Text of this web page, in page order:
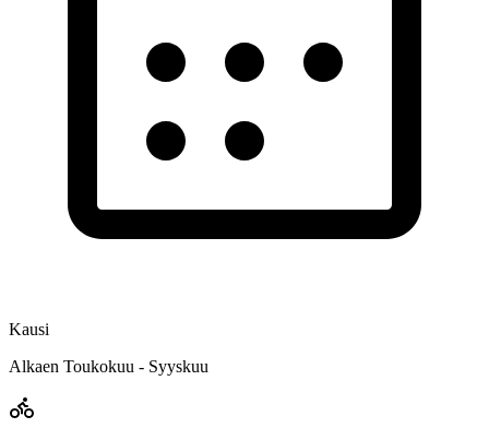
Kausi
Alkaen Toukokuu - Syyskuu